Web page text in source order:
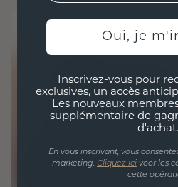
Oui, je
Inscrivez-vous pour
exclusives, un accès
Les nouveaux
supplémentaire de
d'achat.
En vous inscrivant, vous
marketing. Cliquez ici voor les
cette